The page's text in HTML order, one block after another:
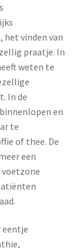
vinden van
praatje. In
weten te
In de
en
te
of thee. De
een
voetzone
eentje